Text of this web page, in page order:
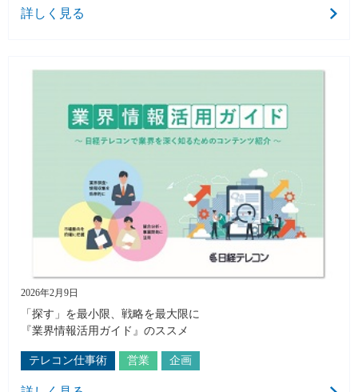
詳しく見る
2026年2月9日
「探す」を最小限、戦略を最大限に
『業界情報活用ガイド』のススメ
テレコン仕事術 営業 企画